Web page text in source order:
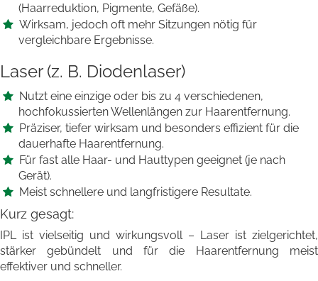
(Haarreduktion, Pigmente, Gefäße).
Wirksam, jedoch oft mehr Sitzungen nötig für
vergleichbare Ergebnisse.
Laser (z. B. Diodenlaser)
Nutzt eine einzige oder bis zu 4 verschiedenen,
hochfokussierten Wellenlängen zur Haarentfernung.
Präziser, tiefer wirksam und besonders effizient für die
dauerhafte Haarentfernung.
Für fast alle Haar- und Hauttypen geeignet (je nach
Gerät).
Meist schnellere und langfristigere Resultate.
Kurz gesagt:
IPL ist vielseitig und wirkungsvoll – Laser ist zielgerichtet,
stärker gebündelt und für die Haarentfernung meist
effektiver und schneller.